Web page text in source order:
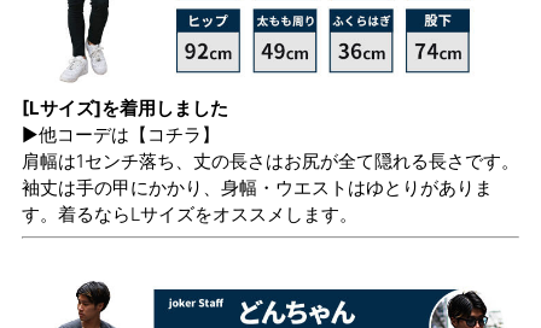
[Lサイズ]を着用しました
▶他コーデは 【コチラ】
肩幅は1センチ落ち、丈の長さはお尻が全て隠れる長さです。
袖丈は手の甲にかかり、身幅・ウエストはゆとりがありま
す。着るならLサイズをオススメします。